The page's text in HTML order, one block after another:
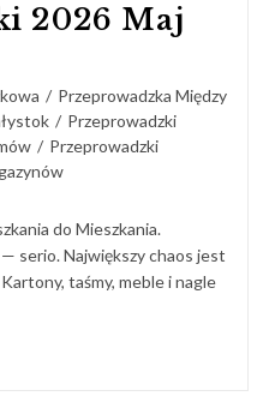
2026 Maj
/ Przeprowadzka Między
/ Przeprowadzki
/ Przeprowadzki
do Mieszkania.
serio. Największy chaos jest
taśmy, meble i nagle